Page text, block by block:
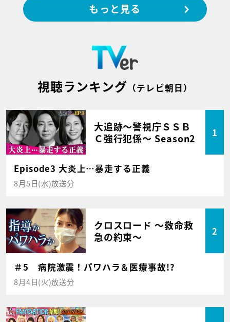
もっと見る
視聴ランキング （テレビ朝日）
大追跡～警視庁ＳＳＢ
Ｃ強行犯係～ Season2
1
Episode3 大炎上…暴走する正義
8月5日(水)放送分
クロスロード ～救命救
急の約束～
2
＃5 病院激震！パワハラ＆医療事故!?
8月4日(火)放送分